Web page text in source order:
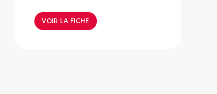
VOIR LA FICHE